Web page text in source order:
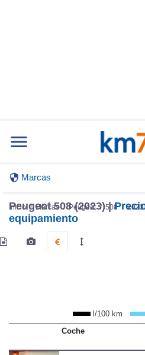
Marcas
Inicio Marcas Peugeot 508 2023
Peugeot 508 (2023) |
equipamiento
l/100 km
Coche